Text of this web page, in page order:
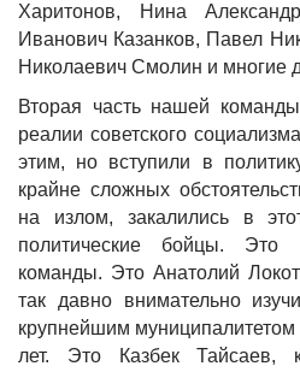
Харитонов, Нина
Иванович Казанков, Павел
Николаевич Смолин и многие
Вторая часть нашей
реалии советского
этим, но вступили в
крайне сложных
на излом, закалились в
политические бойцы. Это
команды. Это Анатолий
так давно внимательно
крупнейшим муниципалитетом
лет. Это Казбек Тайсаев,